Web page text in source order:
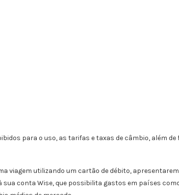
para o uso, as tarifas e taxas de câmbio, além
viagem utilizando um cartão de débito,
conta Wise, que possibilita gastos em países